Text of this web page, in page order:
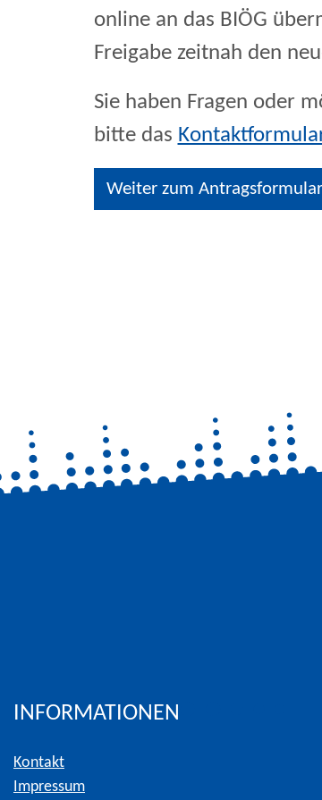
online an das BIÖG
Freigabe zeitnah den
Sie haben Fragen oder
bitte das
Weiter zum Antragsformular
INFORMATIONEN
Kontakt
Impressum